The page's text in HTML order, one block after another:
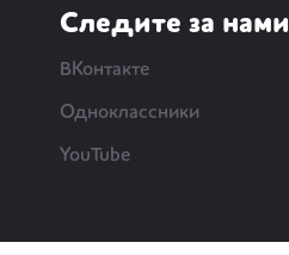
Следите за нами
ВКонтакте
Одноклассники
YouTube